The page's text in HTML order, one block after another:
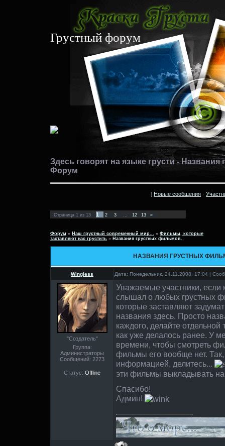
Грустный форум
Здесь говорят на языке грусти -
Форум
[ Новые сообщения ·
Страница 1 из 13 1 2 3 12 13 »
Форум » Наш грустный современный мир... » Фильмы, которые
заставляют нас грустить » Названия грустных фильмов.
НАЗВАНИЯ ГРУСТНЫХ
Wingless Дата: Понедельник, 24.11.2008, 17:04 |
"Создатель"
Группа:
Администраторы
Сообщений: 2273
Статус: Offline
Уважаемые участники, если
слышал о любых грустных
которые заставляют
названия здесь. Просто
каждого, делайте
как уже делалось ранее. У
времени, чтобы смотреть
фильмы его вообще нет. Так,
информацией, делитесь...
эти фильмы выкладывать на
Спасибо!
Админ!